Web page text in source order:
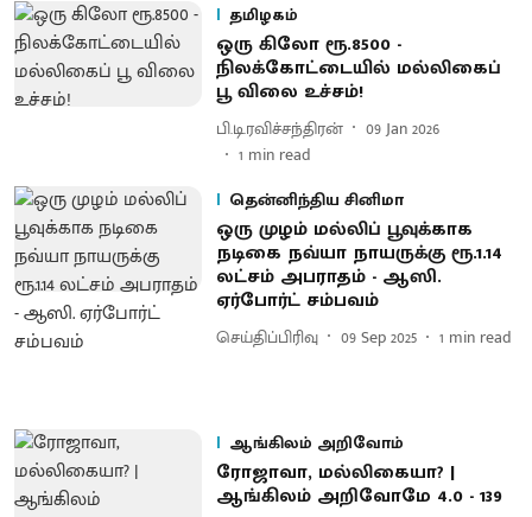
தமிழகம்
ஒரு கிலோ ரூ.8500 -
நிலக்கோட்டையில் மல்லிகைப்
பூ விலை உச்சம்!
பி.டி.ரவிச்சந்திரன்
09 Jan 2026
1 min read
தென்னிந்திய சினிமா
ஒரு முழம் மல்லிப் பூவுக்காக
நடிகை நவ்யா நாயருக்கு ரூ.1.14
லட்சம் அபராதம் - ஆஸி.
ஏர்போர்ட் சம்பவம்
செய்திப்பிரிவு 09 Sep 2025 1 min read
ஆங்கிலம் அறிவோம்
ரோஜாவா, மல்லிகையா? |
ஆங்கிலம் அறிவோமே 4.0 - 139